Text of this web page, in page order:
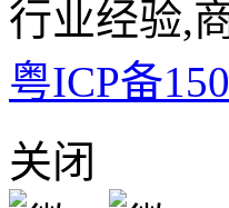
行业经验,
粤ICP备
关闭